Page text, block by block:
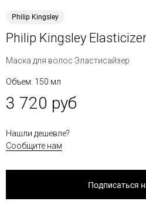
Philip Kingsley
Philip Kingsley
Маска для волос Эластисайзер
Объем: 150 мл
3 720 руб
Нашли дешевле?
Сообщите нам
Подписаться